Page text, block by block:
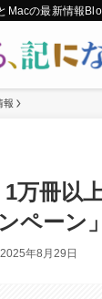
Macの最新情報
報
1万冊
ペーン
2025年8月29日